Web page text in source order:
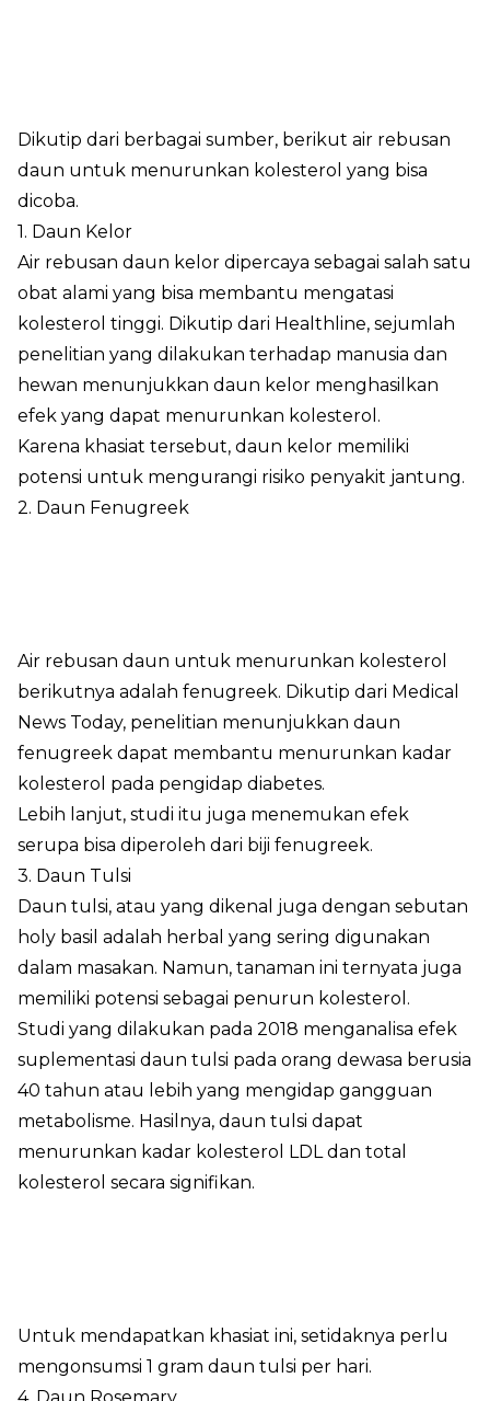
Dikutip dari berbagai sumber, berikut air rebusan
daun untuk menurunkan kolesterol yang bisa
dicoba.
1. Daun Kelor
Air rebusan daun kelor dipercaya sebagai salah satu
obat alami yang bisa membantu mengatasi
kolesterol tinggi. Dikutip dari Healthline, sejumlah
penelitian yang dilakukan terhadap manusia dan
hewan menunjukkan daun kelor menghasilkan
efek yang dapat menurunkan kolesterol.
Karena khasiat tersebut, daun kelor memiliki
potensi untuk mengurangi risiko penyakit jantung.
2. Daun Fenugreek
Air rebusan daun untuk menurunkan kolesterol
berikutnya adalah fenugreek. Dikutip dari Medical
News Today, penelitian menunjukkan daun
fenugreek dapat membantu menurunkan kadar
kolesterol pada pengidap diabetes.
Lebih lanjut, studi itu juga menemukan efek
serupa bisa diperoleh dari biji fenugreek.
3. Daun Tulsi
Daun tulsi, atau yang dikenal juga dengan sebutan
holy basil adalah herbal yang sering digunakan
dalam masakan. Namun, tanaman ini ternyata juga
memiliki potensi sebagai penurun kolesterol.
Studi yang dilakukan pada 2018 menganalisa efek
suplementasi daun tulsi pada orang dewasa berusia
40 tahun atau lebih yang mengidap gangguan
metabolisme. Hasilnya, daun tulsi dapat
menurunkan kadar kolesterol LDL dan total
kolesterol secara signifikan.
Untuk mendapatkan khasiat ini, setidaknya perlu
mengonsumsi 1 gram daun tulsi per hari.
4. Daun Rosemary